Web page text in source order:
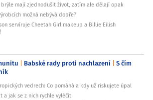
brýle mají zjednodušit život, zatím ale dělají opak
možná nebývá dobře?
servíruje Cheetah Girl makeup a Billie Eilish
Babské rady proti nachlazení S čím
vedrech: Co pomáhá a kdy už riskujete úpal
a jak se z nich rychle vyléčit